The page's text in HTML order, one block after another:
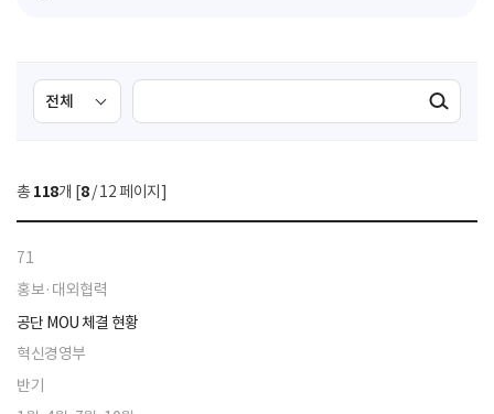
검
색
선
택
색
검색실행
총 118개 [8/ 12 페이지]
71
홍보·대외협력
공단 MOU 체결 현황
혁신경영부
반기